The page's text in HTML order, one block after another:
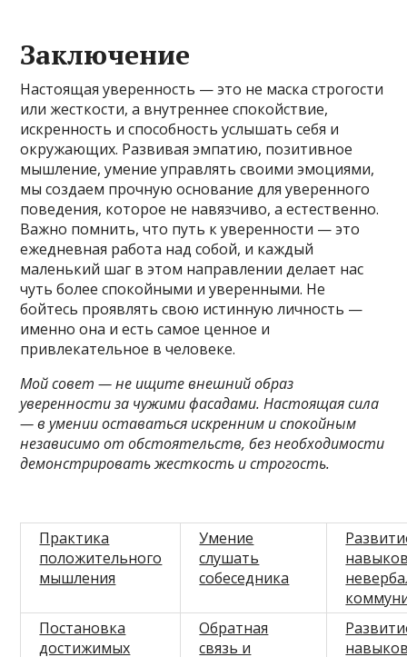
Заключение
Настоящая уверенность — это не маска строгости
или жесткости, а внутреннее спокойствие,
искренность и способность услышать себя и
окружающих. Развивая эмпатию, позитивное
мышление, умение управлять своими эмоциями,
мы создаем прочную основание для уверенного
поведения, которое не навязчиво, а естественно.
Важно помнить, что путь к уверенности — это
ежедневная работа над собой, и каждый
маленький шаг в этом направлении делает нас
чуть более спокойными и уверенными. Не
бойтесь проявлять свою истинную личность —
именно она и есть самое ценное и
привлекательное в человеке.
Мой совет — не ищите внешний образ
уверенности за чужими фасадами. Настоящая сила
— в умении оставаться искренним и спокойным
независимо от обстоятельств, без необходимости
демонстрировать жесткость и строгость.
Практика
положительного
мышления
Умение
слушать
собеседника
Постановка
достижимых
Обратная
связь и